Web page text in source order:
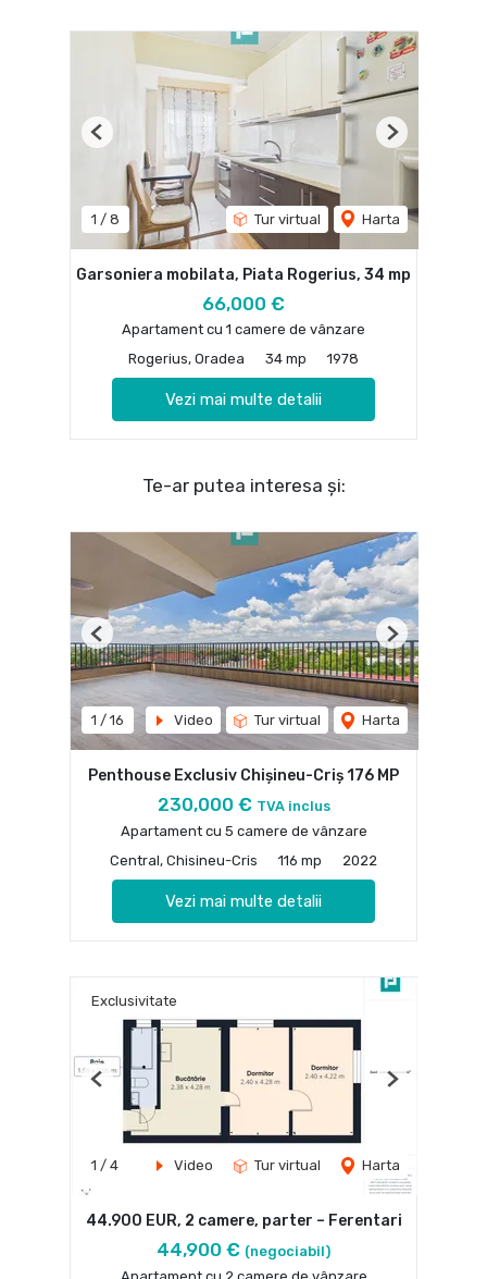
1 / 8 Tur virtual Harta
Previous Next
Garsoniera mobilata, Piata Rogerius, 34 mp
66,000 €
Apartament cu 1 camere de vânzare
Rogerius, Oradea
34 mp 1978
Vezi mai multe detalii
Te-ar putea interesa și:
1 / 16 Video Tur virtual Harta
Previous Next
Penthouse Exclusiv Chișineu-Criș 176 MP
230,000 € TVA inclus
Apartament cu 5 camere de vânzare
Central, Chisineu-Cris
116 mp 2022
Vezi mai multe detalii
Exclusivitate
1 / 4 Video Tur virtual Harta
Previous Next
44.900 EUR, 2 camere, parter – Ferentari
44,900 € (negociabil)